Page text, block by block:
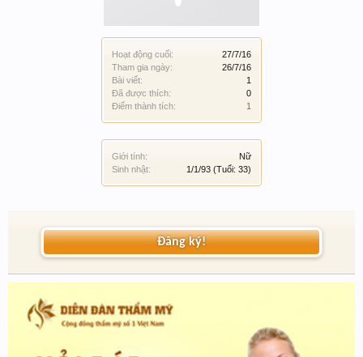
Hoạt động cuối:
27/7/16
Tham gia ngày:
26/7/16
Bài viết:
1
Đã được thích:
0
Điểm thành tích:
1
Giới tính:
Nữ
Sinh nhật:
1/1/93 (Tuổi: 33)
Đăng ký!